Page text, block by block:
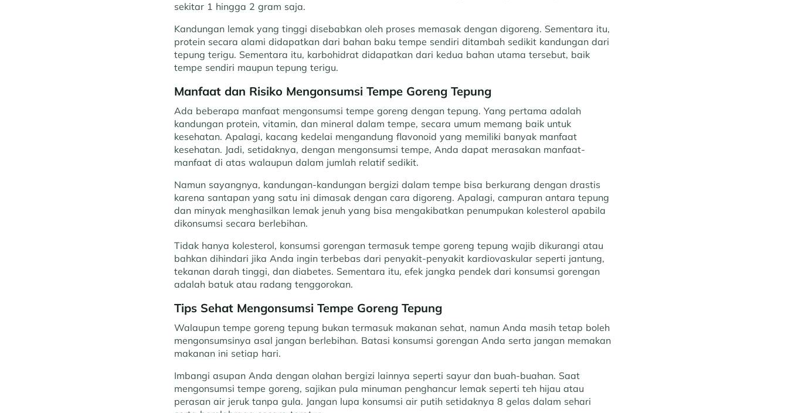
sekitar 1 hingga 2 gram saja.
Kandungan lemak yang tinggi disebabkan oleh proses memasak dengan digoreng. Sementara itu,
protein secara alami didapatkan dari bahan baku tempe sendiri ditambah sedikit kandungan dari
tepung terigu. Sementara itu, karbohidrat didapatkan dari kedua bahan utama tersebut, baik
tempe sendiri maupun tepung terigu.
Manfaat dan Risiko Mengonsumsi Tempe Goreng Tepung
Ada beberapa manfaat mengonsumsi tempe goreng dengan tepung. Yang pertama adalah
kandungan protein, vitamin, dan mineral dalam tempe, secara umum memang baik untuk
kesehatan. Apalagi, kacang kedelai mengandung flavonoid yang memiliki banyak manfaat
kesehatan. Jadi, setidaknya, dengan mengonsumsi tempe, Anda dapat merasakan manfaat-
manfaat di atas walaupun dalam jumlah relatif sedikit.
Namun sayangnya, kandungan-kandungan bergizi dalam tempe bisa berkurang dengan drastis
karena santapan yang satu ini dimasak dengan cara digoreng. Apalagi, campuran antara tepung
dan minyak menghasilkan lemak jenuh yang bisa mengakibatkan penumpukan kolesterol apabila
dikonsumsi secara berlebihan.
Tidak hanya kolesterol, konsumsi gorengan termasuk tempe goreng tepung wajib dikurangi atau
bahkan dihindari jika Anda ingin terbebas dari penyakit-penyakit kardiovaskular seperti jantung,
tekanan darah tinggi, dan diabetes. Sementara itu, efek jangka pendek dari konsumsi gorengan
adalah batuk atau radang tenggorokan.
Tips Sehat Mengonsumsi Tempe Goreng Tepung
Walaupun tempe goreng tepung bukan termasuk makanan sehat, namun Anda masih tetap boleh
mengonsumsinya asal jangan berlebihan. Batasi konsumsi gorengan Anda serta jangan memakan
makanan ini setiap hari.
Imbangi asupan Anda dengan olahan bergizi lainnya seperti sayur dan buah-buahan. Saat
mengonsumsi tempe goreng, sajikan pula minuman penghancur lemak seperti teh hijau atau
perasan air jeruk tanpa gula. Jangan lupa konsumsi air putih setidaknya 8 gelas dalam sehari